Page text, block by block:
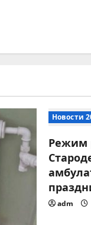
Новости
Режим
adm